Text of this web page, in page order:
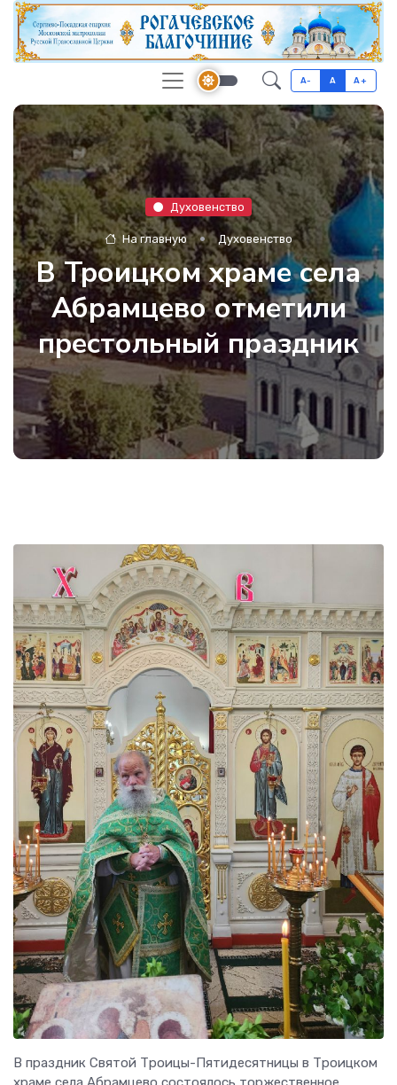
A- A A+
Духовенство
На главную Духовенство
В Троицком храме села
Абрамцево отметили
престольный праздник
В праздник Святой Троицы-Пятидесятницы в Троицком